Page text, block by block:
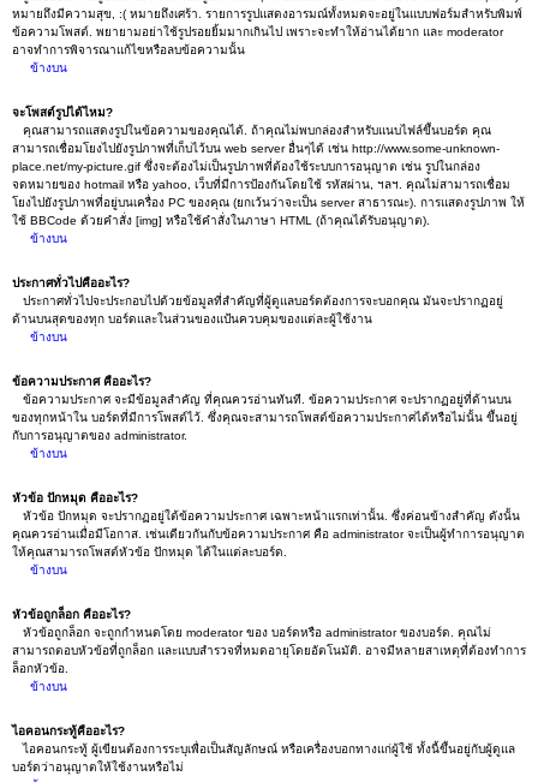
หมายถึงมีความสุข, :( หมายถึงเศร้า. รายการรูปแสดงอารมณ์ทั้งหมดจะอยู่ในแบบฟอร์มสำหรับพิมพ์
ข้อความโพสต์. พยายามอย่าใช้รูปรอยยิ้มมากเกินไป เพราะจะทำให้อ่านได้ยาก และ moderator
อาจทำการพิจารณาแก้ไขหรือลบข้อความนั้น
ข้างบน
จะโพสต์รูปได้ไหม?
คุณสามารถแสดงรูปในข้อความของคุณได้. ถ้าคุณไม่พบกล่องสำหรับแนบไฟล์ขึ้นบอร์ด คุณ
สามารถเชื่อมโยงไปยังรูปภาพที่เก็บไว้บน web server อื่นๆได้ เช่น http://www.some-unknown-
place.net/my-picture.gif ซึ่งจะต้องไม่เป็นรูปภาพที่ต้องใช้ระบบการอนุญาต เช่น รูปในกล่อง
จดหมายของ hotmail หรือ yahoo, เว็บที่มีการป้องกันโดยใช้ รหัสผ่าน, ฯลฯ. คุณไม่สามารถเชื่อม
โยงไปยังรูปภาพที่อยู่บนเครื่อง PC ของคุณ (ยกเว้นว่าจะเป็น server สาธารณะ). การแสดงรูปภาพ ให้
ใช้ BBCode ด้วยคำสั่ง [img] หรือใช้คำสั่งในภาษา HTML (ถ้าคุณได้รับอนุญาต).
ข้างบน
ประกาศทั่วไปคืออะไร?
ประกาศทั่วไปจะประกอบไปด้วยข้อมูลที่สำคัญที่ผู้ดูแลบอร์ดต้องการจะบอกคุณ มันจะปรากฏอยู่
ด้านบนสุดของทุก บอร์ดและในส่วนของแป้นควบคุมของแต่ละผู้ใช้งาน
ข้างบน
ข้อความประกาศ คืออะไร?
ข้อความประกาศ จะมีข้อมูลสำคัญ ที่คุณควรอ่านทันที. ข้อความประกาศ จะปรากฏอยู่ที่ด้านบน
ของทุกหน้าใน บอร์ดที่มีการโพสต์ไว้. ซึ่งคุณจะสามารถโพสต์ข้อความประกาศได้หรือไม่นั้น ขึ้นอยู่
กับการอนุญาตของ administrator.
ข้างบน
หัวข้อ ปักหมุด คืออะไร?
หัวข้อ ปักหมุด จะปรากฏอยู่ใต้ข้อความประกาศ เฉพาะหน้าแรกเท่านั้น. ซึ่งค่อนข้างสำคัญ ดังนั้น
คุณควรอ่านเมื่อมีโอกาส. เช่นเดียวกันกับข้อความประกาศ คือ administrator จะเป็นผู้ทำการอนุญาต
ให้คุณสามารถโพสต์หัวข้อ ปักหมุด ได้ในแต่ละบอร์ด.
ข้างบน
หัวข้อถูกล็อก คืออะไร?
หัวข้อถูกล็อก จะถูกกำหนดโดย moderator ของ บอร์ดหรือ administrator ของบอร์ด. คุณไม่
สามารถตอบหัวข้อที่ถูกล็อก และแบบสำรวจที่หมดอายุโดยอัตโนมัติ. อาจมีหลายสาเหตุที่ต้องทำการ
ล็อกหัวข้อ.
ข้างบน
ไอคอนกระทู้คืออะไร?
ไอคอนกระทู้ ผู้เขียนต้องการระบุเพื่อเป็นสัญลักษณ์ หรือเครื่องบอกทางแก่ผู้ใช้ ทั้งนี้ขึ้นอยู่กับผู้ดูแล
บอร์ดว่าอนุญาตให้ใช้งานหรือไม่